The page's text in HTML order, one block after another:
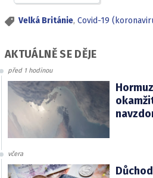
Velká Británie, Covid-19
AKTUÁLNĚ SE DĚJE
před 1 hodinou
včera